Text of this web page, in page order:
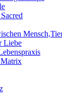
Liebe